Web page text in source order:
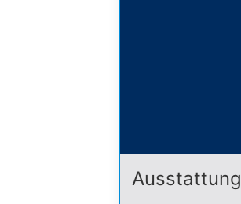
Ausstattung